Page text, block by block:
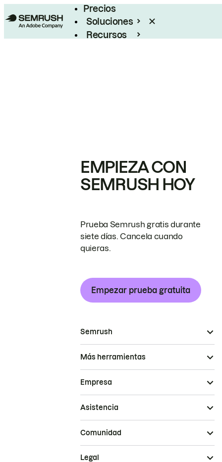
Precios
Soluciones
Recursos
EMPIEZA CON
SEMRUSH HOY
Prueba Semrush gratis durante
siete días. Cancela cuando
quieras.
Empezar prueba gratuita
Semrush
Más herramientas
Empresa
Asistencia
Comunidad
Legal